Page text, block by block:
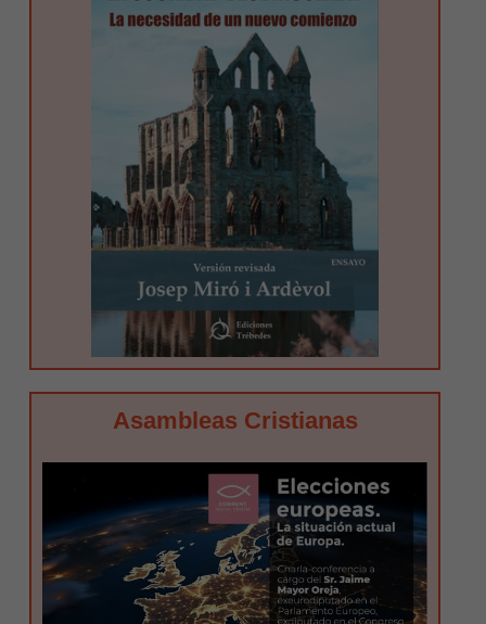
Asambleas Cristianas